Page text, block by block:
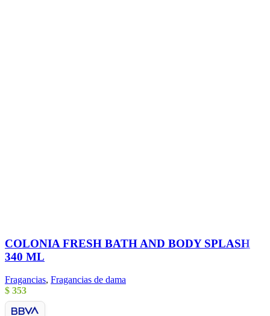
COLONIA FRESH BATH AND BODY SPLASH
340 ML
Fragancias, Fragancias de dama
$ 353